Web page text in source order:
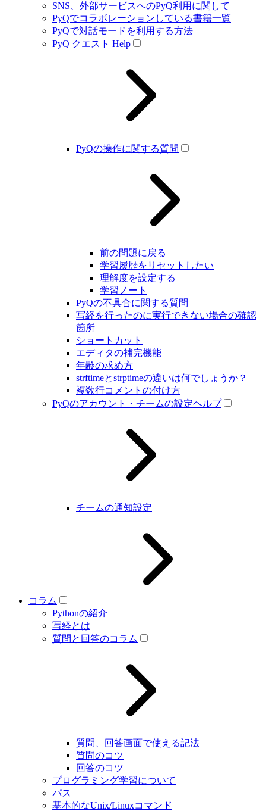
SNS、外部サービスへのPyQ利用に関して
PyQでコラボレーションしている書籍一覧
PyQで対話モードを利用する方法
PyQ クエスト Help
PyQの操作に関する質問
前の問題に戻る
学習履歴をリセットしたい
理解度を設定する
学習ノート
PyQの不具合に関する質問
写経を行ったのに実行できない場合の確認
箇所
ショートカット
エディタの補完機能
年齢の求め方
strftimeとstrptimeの違いは何でしょうか？
複数行コメントの付け方
PyQのアカウント・チームの設定ヘルプ
チームの通知設定
コラム
Pythonの紹介
写経とは
質問と回答のコラム
質問、回答画面で使える記法
質問のコツ
回答のコツ
プログラミング学習について
パス
基本的なUnix/Linuxコマンド